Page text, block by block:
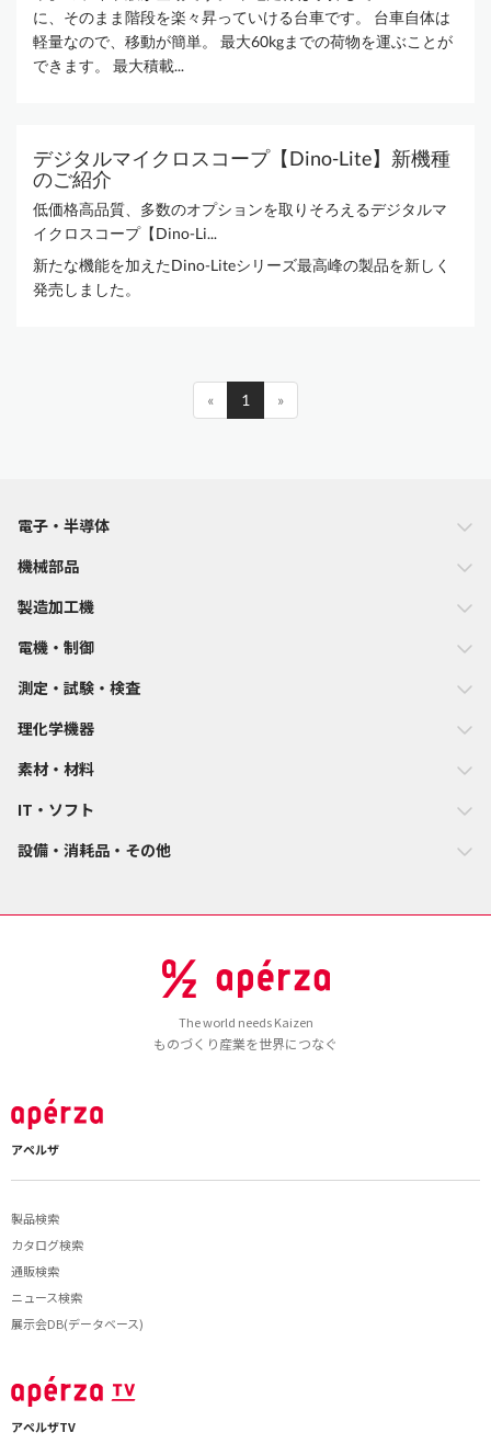
に、そのまま階段を楽々昇っていける台車です。 台車自体は
軽量なので、移動が簡単。 最大60kgまでの荷物を運ぶことが
できます。 最大積載...
デジタルマイクロスコープ【Dino-Lite】新機種
のご紹介
低価格高品質、多数のオプションを取りそろえるデジタルマ
イクロスコープ【Dino-Li...
新たな機能を加えたDino-Liteシリーズ最高峰の製品を新しく
発売しました。
« 1 »
電子・半導体
機械部品
製造加工機
電機・制御
測定・試験・検査
理化学機器
素材・材料
IT・ソフト
設備・消耗品・その他
The world needs Kaizen
ものづくり産業を世界につなぐ
アペルザ
製品検索
カタログ検索
通販検索
ニュース検索
展示会DB(データベース)
アペルザTV